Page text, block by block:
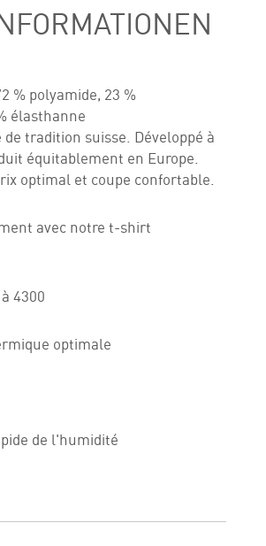
% polyamide, 23 %
élasthanne
tradition suisse. Développé à
équitablement en Europe.
optimal et coupe confortable.
avec notre t-shirt
4300
optimale
de l'humidité